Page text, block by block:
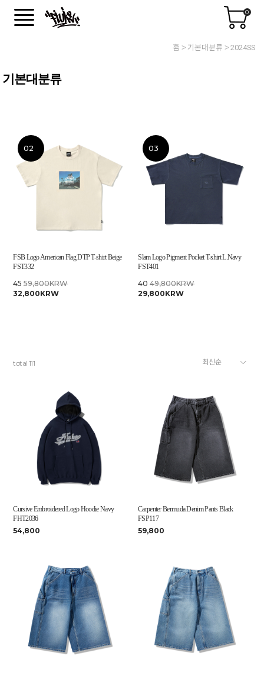
0
홈 기본대분류 2024SS
기본대분류
02
FSB Logo American Flag DTP T-shirt Beige
FST332
4559,800KRW
32,800KRW
03
Slam Logo Pigment Pocket T-shirt L.Navy
FST401
4049,800KRW
29,800KRW
total 111
Cursive Embroidered Logo Hoodie Navy
FHT2036
54,800
Carpenter Bermuda Denim Pants Black
FSP117
59,800